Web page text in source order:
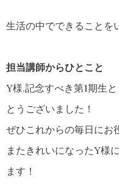
生活の中でできることを
担当講師からひとこと
Y様.記念すべき第1期生
とうございました！
ぜひこれからの毎日にお
またきれいになったY様
ます！